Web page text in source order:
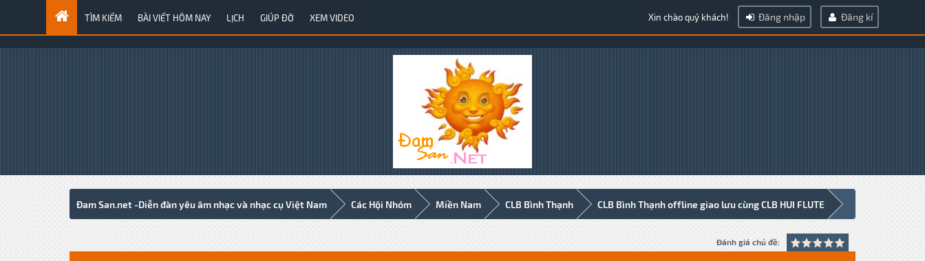
TÌM KIẾM BÀI VIẾT HÔM NAY LỊCH GIÚP ĐỠ XEM VIDEO Xin chào quý khách! Đăng nhập Đăng kí
Đam San.net -Diễn đàn yêu âm nhạc và nhạc cụ Việt Nam Các Hội Nhóm Miền Nam CLB Bình Thạnh CLB Bình Thạnh offline giao lưu cùng CLB HUI FLUTE
Đánh giá chủ đề:
0 Votes - 0 Average
1
2
3
4
5